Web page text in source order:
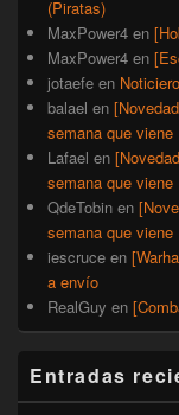
(Piratas)
MaxPower4 en
MaxPower4 en
jotaefe en
balael en
semana que viene
Lafael en
semana que viene
QdeTobin en
semana que viene
iescruce en
a envío
RealGuy en
Entradas